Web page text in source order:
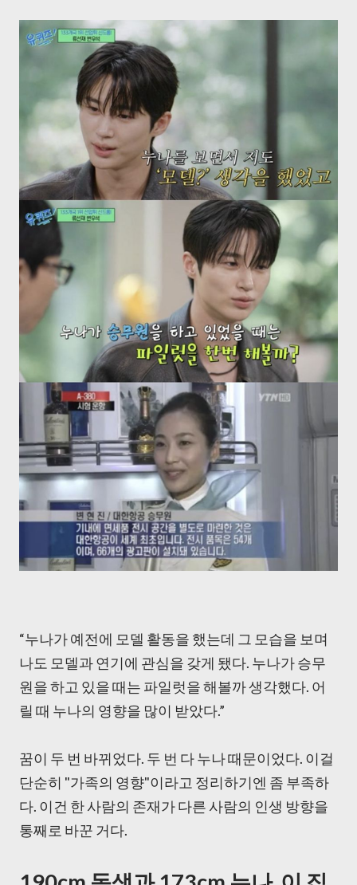
“누나가 예전에 모델 활동을 했는데 그 모습을 보며
나도 모델과 연기에 관심을 갖게 됐다. 누나가 승무
원을 하고 있을 때는 파일럿을 해볼까 생각했다. 어
릴 때 누나의 영향을 많이 받았다.”
꿈이 두 번 바뀌었다. 두 번 다 누나 때문이었다. 이걸
단순히 "가족의 영향"이라고 정리하기엔 좀 부족하
다. 이건 한 사람의 존재가 다른 사람의 인생 방향을
통째로 바꾼 거다.